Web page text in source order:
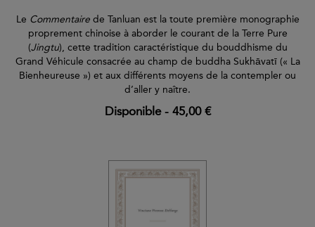
Le Commentairede Tanluan est la toute première monographie
proprement chinoise à aborder le courant de la Terre Pure
(Jingtu), cette tradition caractéristique du bouddhisme du
Grand Véhicule consacrée au champ de buddha Sukhāvatī (« La
Bienheureuse ») et aux différents moyens de la contempler ou
d’aller y naître.
Disponible- 45,00 €